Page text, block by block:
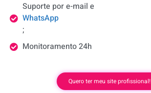
Suporte por e-mail e
WhatsApp
;
Monitoramento 24h
Quero ter meu site profissional!